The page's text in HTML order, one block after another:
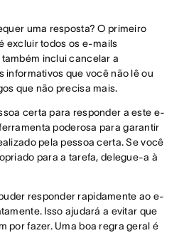
uma resposta? O primeiro
excluir todos os e-mails
inclui cancelar a
informativos que você não lê ou
que não precisa mais.
certa para responder a este e-
poderosa para garantir
pela pessoa certa. Se você
para a tarefa, delegue-a à
responder rapidamente ao e-
Isso ajudará a evitar que
por fazer. Uma boa regra geral é